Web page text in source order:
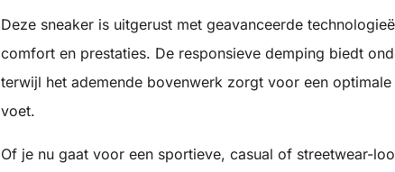
Deze sneaker is uitgerust met geavanceerde
comfort en prestaties. De responsieve demping biedt
terwijl het ademende bovenwerk zorgt voor een
voet.
Of je nu gaat voor een sportieve, casual of streetwear-